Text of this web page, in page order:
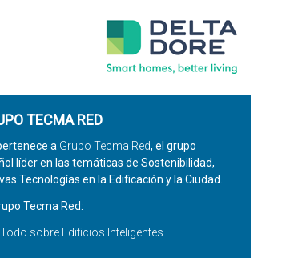
TECMA RED
a Grupo Tecma Red, el grupo
líder en las temáticas de Sostenibilidad,
Tecnologías en la Edificación y la Ciudad.
Tecma Red:
Todo sobre Edificios Inteligentes